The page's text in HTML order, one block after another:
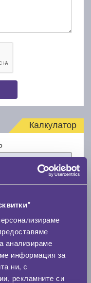
анализираме
информация за
ни, с
рекламните си
Калкулатор